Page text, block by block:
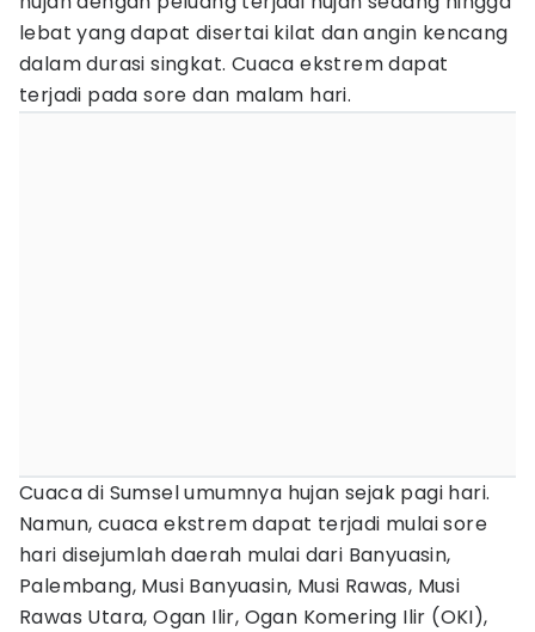
lebat yang dapat disertai kilat dan angin kencang
dalam durasi singkat. Cuaca ekstrem dapat
terjadi pada sore dan malam hari.
Cuaca di Sumsel umumnya hujan sejak pagi hari.
Namun, cuaca ekstrem dapat terjadi mulai sore
hari disejumlah daerah mulai dari Banyuasin,
Palembang, Musi Banyuasin, Musi Rawas, Musi
Rawas Utara, Ogan Ilir, Ogan Komering Ilir (OKI),